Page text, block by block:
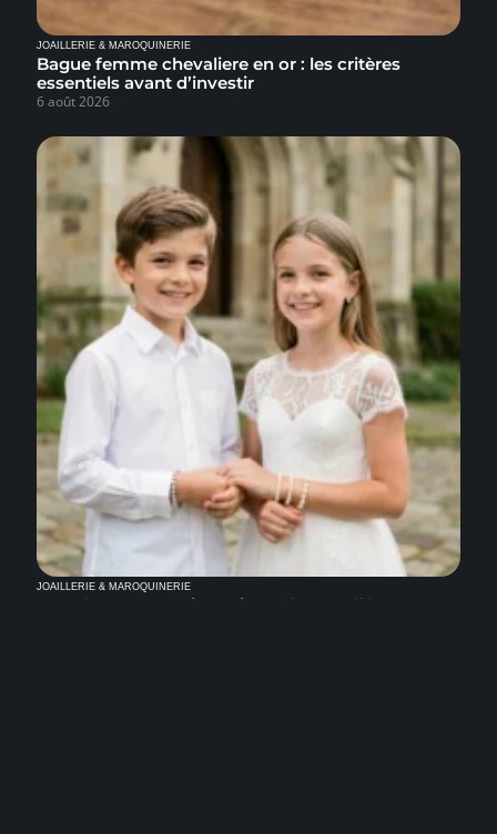
JOAILLERIE & MAROQUINERIE
Bague femme chevaliere en or : les critères
essentiels avant d’investir
6 août 2026
JOAILLERIE & MAROQUINERIE
Bracelet Communion mixte : des modèles